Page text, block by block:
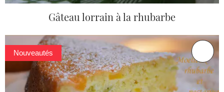
Gâteau lorrain à la rhubarbe
Nouveautés